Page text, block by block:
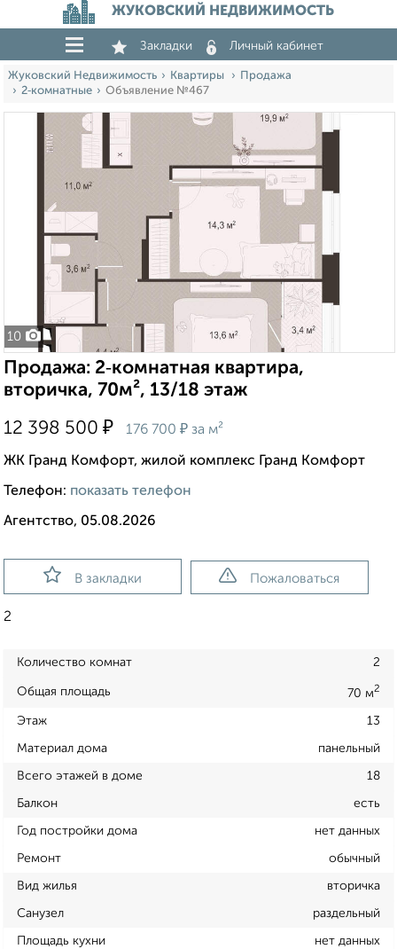
ЖУКОВСКИЙ НЕДВИЖИМОСТЬ
Закладки Личный кабинет
Жуковский Недвижимость Квартиры
Продажа
2‑комнатные
Объявление №467
10
Продажа: 2‑комнатная квартира,
вторичка, 70м², 13/18 этаж
12 398 500 ₽ 176 700 ₽ за м²
ЖК Гранд Комфорт, жилой комплекс Гранд Комфорт
Телефон: показать телефон
Агентство, 05.08.2026
В закладки Пожаловаться
2
Количество комнат 2
Общая площадь 70 м2
Этаж 13
Материал дома панельный
Всего этажей в доме 18
Балкон есть
Год постройки дома нет данных
Ремонт обычный
Вид жилья вторичка
Санузел раздельный
Площадь кухни нет данных